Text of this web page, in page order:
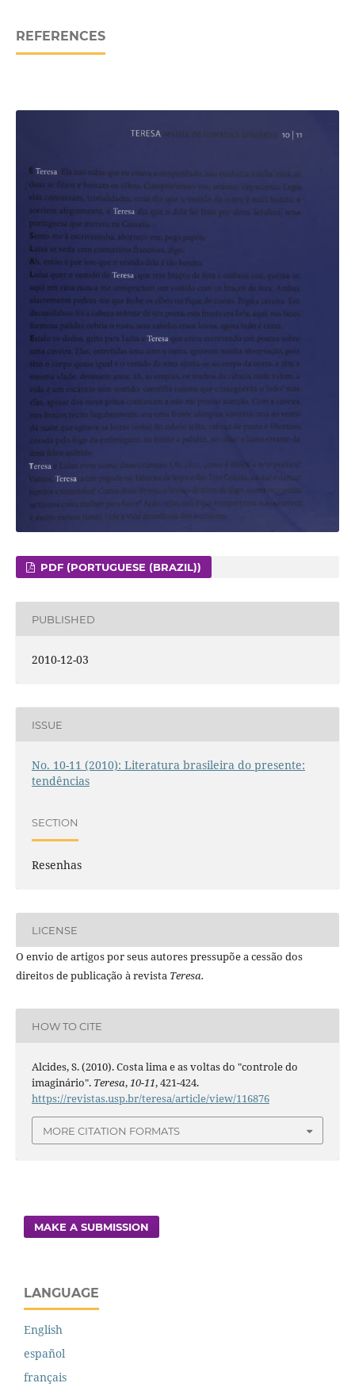
REFERENCES
PDF (PORTUGUESE (BRAZIL))
PUBLISHED
2010-12-03
ISSUE
No. 10-11 (2010): Literatura brasileira do presente:
tendências
SECTION
Resenhas
LICENSE
O envio de artigos por seus autores pressupõe a cessão dos
direitos de publicação à revista Teresa.
HOW TO CITE
Alcides, S. (2010). Costa lima e as voltas do "controle do
imaginário". Teresa,10-11, 421-424.
https://revistas.usp.br/teresa/article/view/116876
MORE CITATION FORMATS
MAKE A SUBMISSION
LANGUAGE
English
español
français